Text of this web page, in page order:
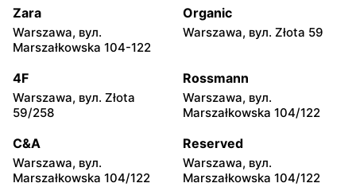
moje sklepy
Górki, вул. Górki 71
moje sklepy
Gumniska, вул. Gumniska
moje sklepy
Iwierzyce, вул. Iwierzyce
152A
moje sklepy
Tczew, вул. Franciszka
Żwirki 61
moje sklepy
Hyżne, вул. Hyżne 100
moje sklepy
Jarosław, вул. Pełkińska
147
Zara
Warszawa, вул.
Marszałkowska 104-122
Organic
Warszawa, вул. Złota 59
4F
Warszawa, вул. Złota
59/258
Rossmann
Warszawa, вул.
Marszałkowska 104/122
C&A
Warszawa, вул.
Marszałkowska 104/122
Reserved
Warszawa, вул.
Marszałkowska 104/122